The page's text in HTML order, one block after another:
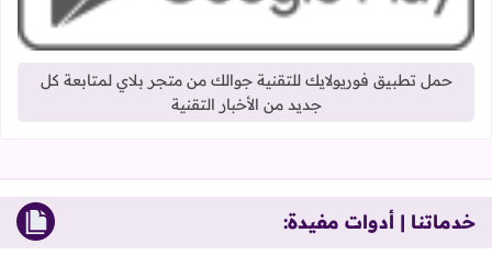
حمل تطبيق فوريولايك للتقنية جوالك من متجر بلاي لمتابعة كل
جديد من الأخبار التقنية
خدماتنا | أدوات مفيدة: